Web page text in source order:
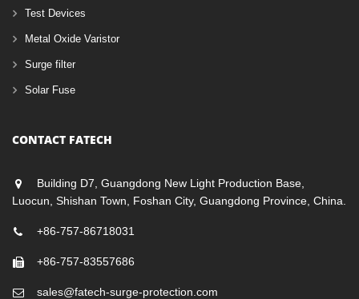
Test Devices
Metal Oxide Varistor
Surge filter
Solar Fuse
CONTACT FATECH
Building D7, Guangdong New Light Production Base,
Luocun, Shishan Town, Foshan City, Guangdong Province, China.
+86-757-86718031
+86-757-83557686
sales@fatech-surge-protection.com